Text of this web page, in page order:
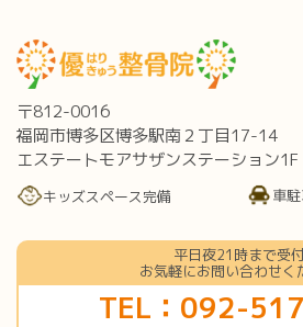
〒812-0016
福岡市博多区博多駅南２丁目17-14
エステートモアサザンステーション1F
キッズスペース完備 車
平日夜21時まで受付
お気軽にお問い合わせく
TEL：092-